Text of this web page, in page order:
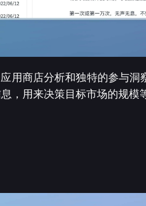
用商店分析和独特的参与
，用来决策目标市场的规模